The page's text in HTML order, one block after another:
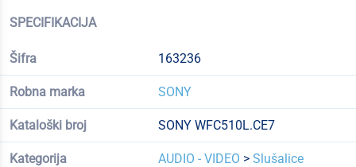
SPECIFIKACIJA
Šifra 163236
Robna marka SONY
Kataloški broj SONY WFC510L.CE7
Kategorija AUDIO - VIDEO > Slušalice